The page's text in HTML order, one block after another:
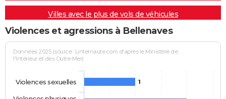
Villes avec le plus de vols de véhicules
Violences et agressions à Bellenaves
Données 2025 (source : Linternaute.com d'après le Ministère de
l'Intérieur et des Outre-Mer)
1
Violences sexuelles